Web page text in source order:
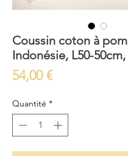
Coussin coton à
Indonésie, L50-50cm,
54,00 €Prix
Quantité *